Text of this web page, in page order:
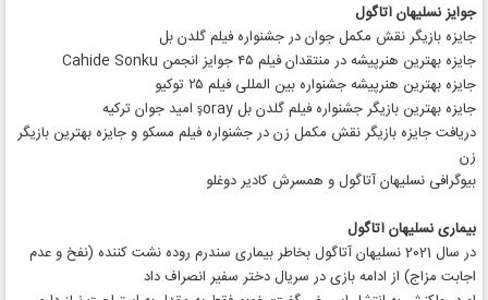
جوایز نسلیهان آتاگول
جایزه بازیگر نقش مکمل جوان در جشنواره فیلم گلدن بل
جایزه بهترین هنرپیشه در منتقدان فیلم ۴۵ جوایز انجمن Cahide Sonku
جایزه بهترین هنرپیشه جشنواره بین المللی فیلم ۲۵ توکیو
جایزه بهترین بازیگر جشنواره فیلم گلدن بل şoray امید جوان ترکیه
دریافت جایزه بازیگر نقش مکمل زن در جشنواره فیلم مسکو و جایزه بهترین بازیگر
زن
بیوگرافی نسلیهان آتاگول و همسرش کادیر دوغلو
بیماری نسلیهان آتاگول
در سال 2021 نسلیهان آتاگول بخاطر بیماری سندرم روده نشت کننده (نفخ و عدم
اجابت مزاج) از ادامه بازی در سریال دختر سفیر انصراف داد